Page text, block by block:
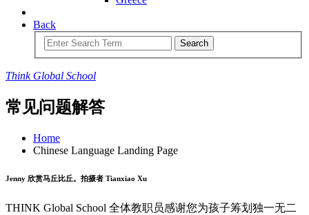
Back
Search
Think Global School
常见问题解答
Home
Chinese Language Landing Page
Jenny 欣赏马丘比丘。拍摄者 Tianxiao Xu
THINK Global School 全体教职员感谢您为孩子筹划独一无二